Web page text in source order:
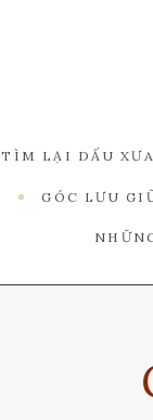
TÌM LẠI DẤU XƯA
GÓC LƯU